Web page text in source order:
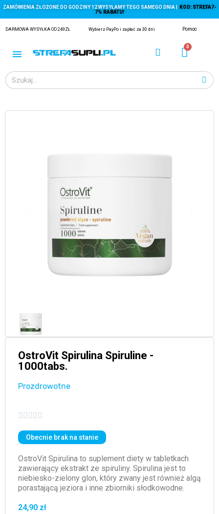
ZAMÓWIENIA ZŁOŻONE DO GODZINY 12 WYSYŁAMY TEGO SAMEGO DNIA |
KOD: STREFA7-
7% RABATU!
DARMOWA WYSYŁKA OD 249ZŁ Wybierz PayPo i zapłać za 30 dni Pomoc
OstroVit Spirulina Spiruline -
1000tabs.
Prozdrowotne
    
Obecnie brak na stanie
OstroVit Spirulina to suplement diety w tabletkach
zawierający ekstrakt ze spiruliny. Spirulina jest to
niebiesko-zielony glon, który zwany jest również algą
porastającą jeziora i inne zbiorniki słodkowodne.
24,90 zł